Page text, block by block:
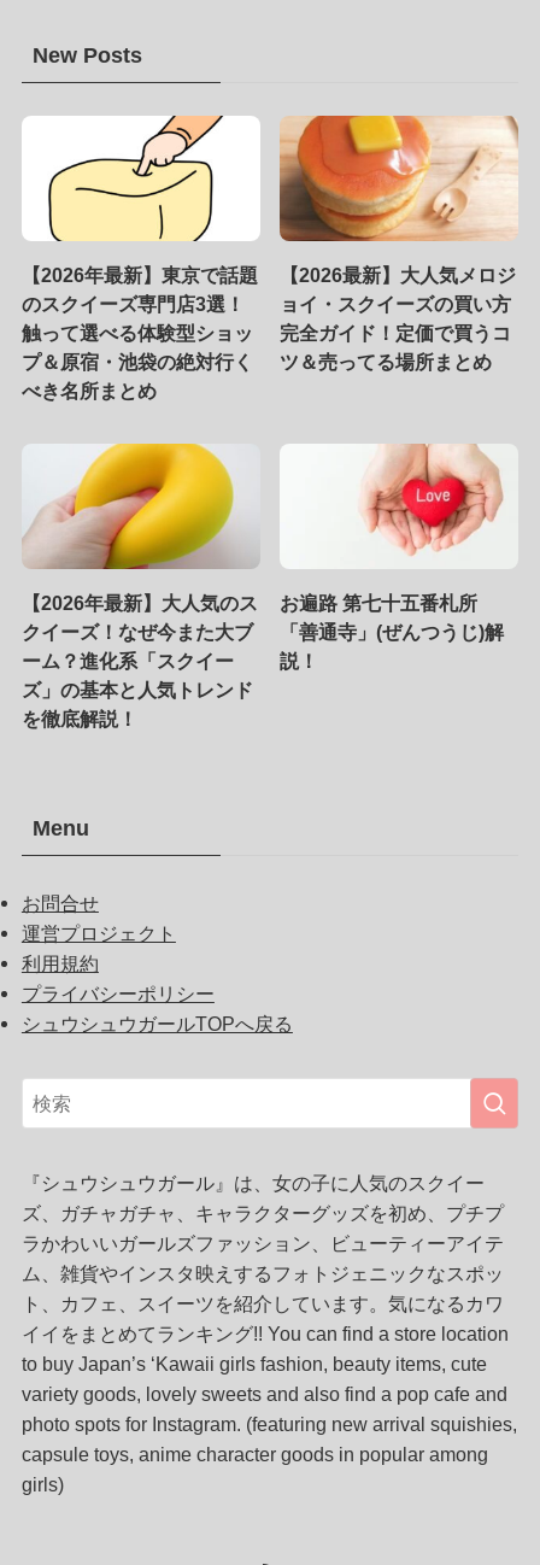
New Posts
【2026年最新】東京で話題
のスクイーズ専門店3選！
触って選べる体験型ショッ
プ＆原宿・池袋の絶対行く
べき名所まとめ
【2026最新】大人気メロジ
ョイ・スクイーズの買い方
完全ガイド！定価で買うコ
ツ＆売ってる場所まとめ
【2026年最新】大人気のス
クイーズ！なぜ今また大ブ
ーム？進化系「スクイー
ズ」の基本と人気トレンド
を徹底解説！
お遍路 第七十五番札所
「善通寺」(ぜんつうじ)解
説！
Menu
お問合せ
運営プロジェクト
利用規約
プライバシーポリシー
シュウシュウガールTOPへ戻る
『シュウシュウガール』は、女の子に人気のスクイー
ズ、ガチャガチャ、キャラクターグッズを初め、プチプ
ラかわいいガールズファッション、ビューティーアイテ
ム、雑貨やインスタ映えするフォトジェニックなスポッ
ト、カフェ、スイーツを紹介しています。気になるカワ
イイをまとめてランキング!! You can find a store location
to buy Japan’s ‘Kawaii girls fashion, beauty items, cute
variety goods, lovely sweets and also find a pop cafe and
photo spots for Instagram. (featuring new arrival squishies,
capsule toys, anime character goods in popular among
girls)